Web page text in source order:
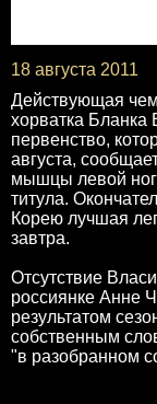
18 августа 2011
Действующая
хорватка Бланка
первенство,
августа,
мышцы левой
титула.
Корею лучшая
завтра.
Отсутствие
россиянке Анне
результатом
собственным
"в разобранном